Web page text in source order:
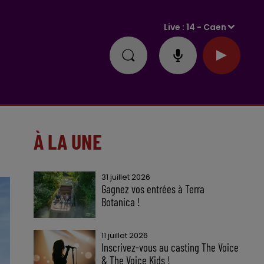
Live :14 - Caen
À LA UNE
31 juillet 2026
Gagnez vos entrées à Terra
Botanica !
11 juillet 2026
Inscrivez-vous au casting The Voice
& The Voice Kids !